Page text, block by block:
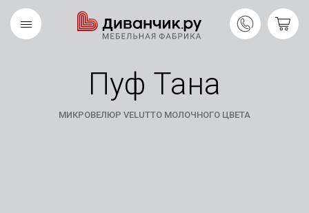
Пуф Тана
МИКРОВЕЛЮР VELUTTO МОЛОЧНОГО ЦВЕТА
Скандинавская